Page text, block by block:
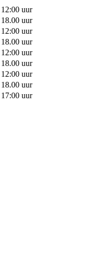
uur
uur
uur
uur
uur
uur
uur
uur
uur